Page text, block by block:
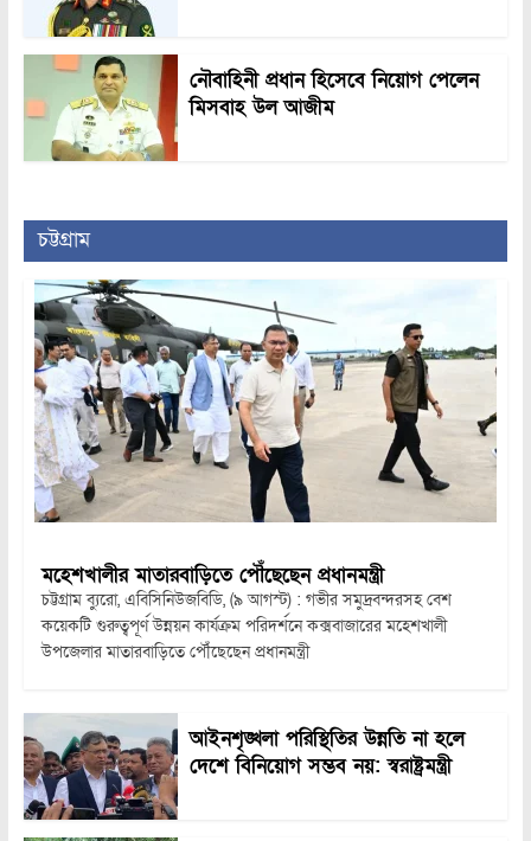
নৌবাহিনী প্রধান হিসেবে নিয়োগ পেলেন
মিসবাহ উল আজীম
চট্টগ্রাম
মহেশখালীর মাতারবাড়িতে পৌঁছেছেন প্রধানমন্ত্রী
চট্টগ্রাম ব্যুরো, এবিসিনিউজবিডি, (৯ আগস্ট) : গভীর সমুদ্রবন্দরসহ বেশ
কয়েকটি গুরুত্বপূর্ণ উন্নয়ন কার্যক্রম পরিদর্শনে কক্সবাজারের মহেশখালী
উপজেলার মাতারবাড়িতে পৌঁছেছেন প্রধানমন্ত্রী
আইনশৃঙ্খলা পরিস্থিতির উন্নতি না হলে
দেশে বিনিয়োগ সম্ভব নয়: স্বরাষ্ট্রমন্ত্রী